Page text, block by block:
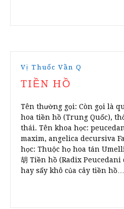
Vị Thuốc Vần Q
TIỀN HỒ
Tên thường gọi: Còn gọi là
hoa tiền hồ (Trung Quốc),
thái. Tên khoa học:
maxim, angelica decursiva
học: Thuộc họ hoa tán
胡 Tiền hồ (Radix
hay sấy khô của cây tiền hồ…